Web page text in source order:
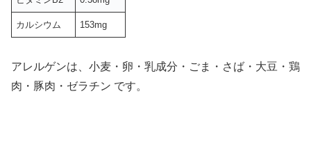
カルシウム 153mg
アレルゲンは、小麦・卵・乳成分・ごま・さば・大豆・鶏
肉・豚肉・ゼラチン です。